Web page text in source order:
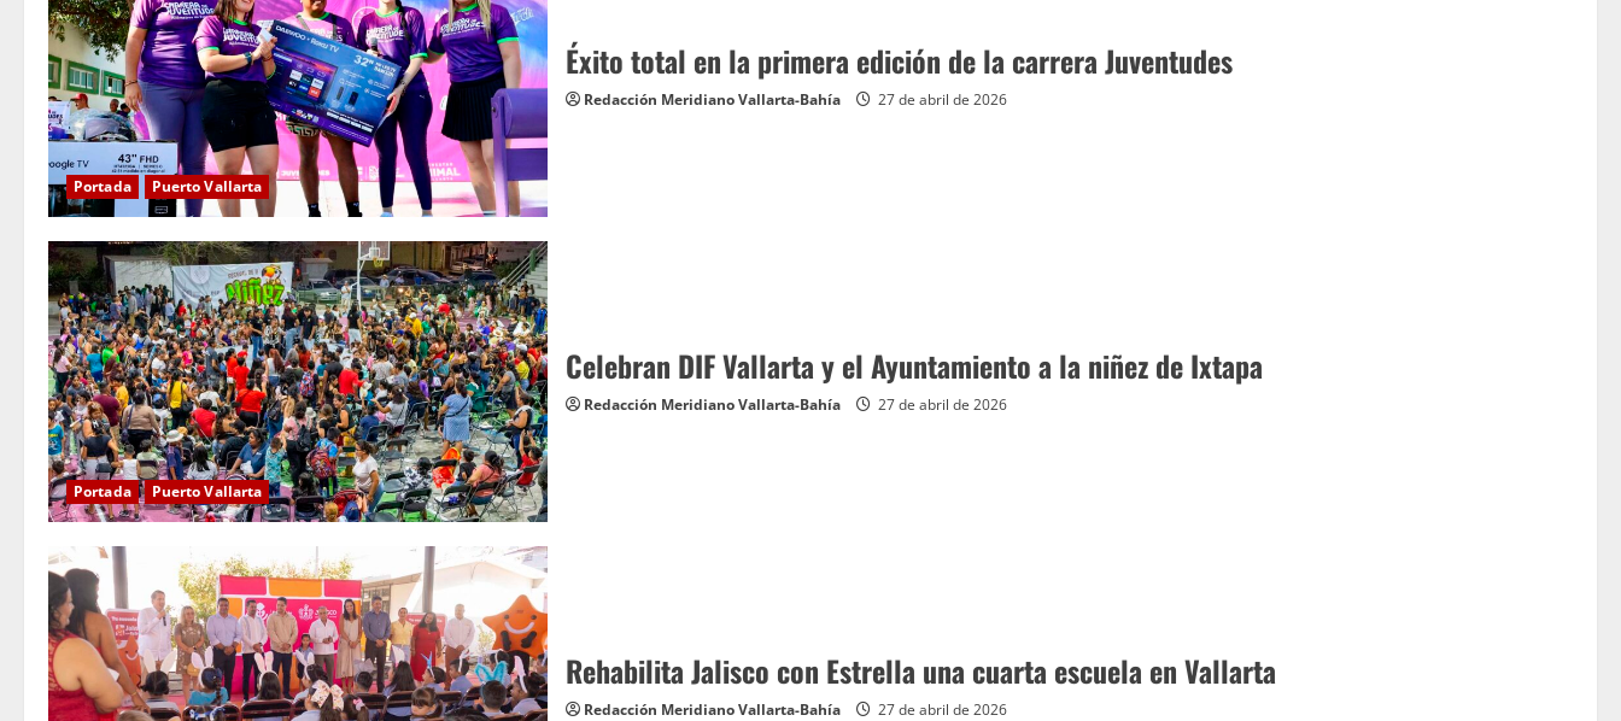
Portada Puerto Vallarta
Éxito total en la primera edición de la carrera Juventudes
Redacción Meridiano Vallarta-Bahía 27 de abril de 2026
Portada Puerto Vallarta
Celebran DIF Vallarta y el Ayuntamiento a la niñez de Ixtapa
Redacción Meridiano Vallarta-Bahía 27 de abril de 2026
Rehabilita Jalisco con Estrella una cuarta escuela en Vallarta
Redacción Meridiano Vallarta-Bahía 27 de abril de 2026